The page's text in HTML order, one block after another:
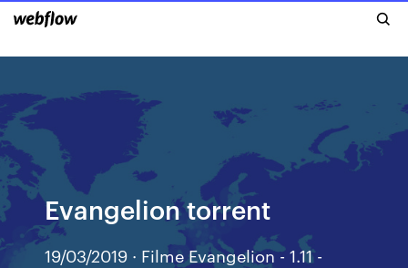
Evangelion torrent
19/03/2019 · Filme Evangelion - 1.11 -